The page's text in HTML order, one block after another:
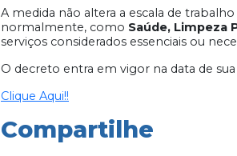
A medida não altera a escala de
normalmente, como Saúde, Limpeza
serviços considerados essenciais ou
O decreto entra em vigor na data de
Clique Aqui!!
Compartilhe